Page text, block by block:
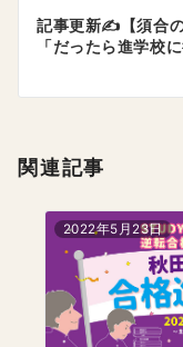
ン
記事更新✍️【須合
「だったら進学校
関連記事
2022年5月23日